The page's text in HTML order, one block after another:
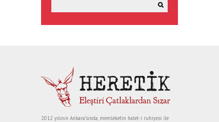
2012 yılının Ankara’sında, memleketin halet-i ruhiyesi ile